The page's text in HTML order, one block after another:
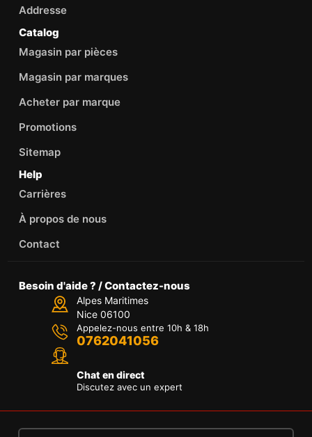
Addresse
Catalog
Magasin par pièces
Magasin par marques
Acheter par marque
Promotions
Sitemap
Help
Carrières
À propos de nous
Contact
Besoin d'aide ? / Contactez-nous
Alpes Maritimes
Nice 06100
Appelez-nous entre 10h & 18h
0762041056
Chat en direct
Discutez avec un expert